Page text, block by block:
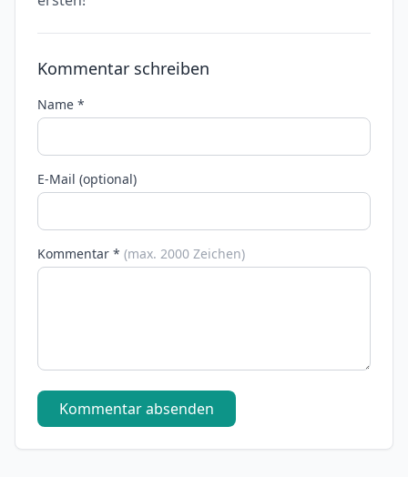
Kommentar schreiben
Name *
E-Mail (optional)
Kommentar * (max. 2000 Zeichen)
Kommentar absenden